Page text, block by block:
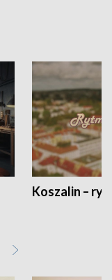
Koszalin –